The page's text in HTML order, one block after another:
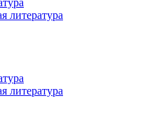
литература
литература